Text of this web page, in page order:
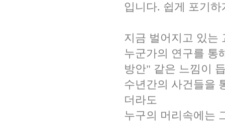
입니다. 쉽게 포기
지금 벌어지고 있는
누군가의 연구를 통
방안" 같은 느낌이
수년간의 사건들을
더라도
누구의 머리속에는